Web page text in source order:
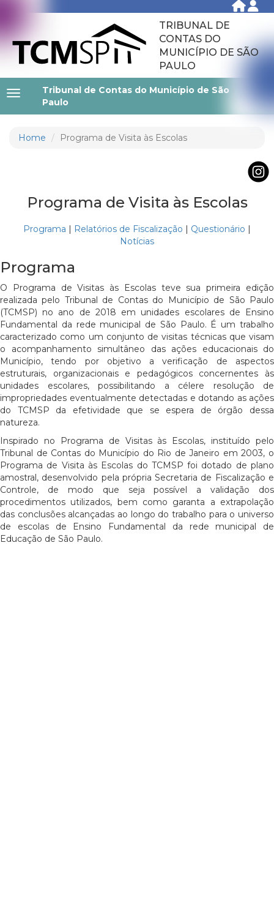
TRIBUNAL DE
CONTAS DO
MUNICÍPIO DE SÃO
PAULO
Tribunal de Contas do Município de São
Paulo
Home Programa de Visita às Escolas
Programa de Visita às Escolas
Programa | Relatórios de Fiscalização | Questionário |
Notícias
Programa
O Programa de Visitas às Escolas teve sua primeira edição
realizada pelo Tribunal de Contas do Município de São Paulo
(TCMSP) no ano de 2018 em unidades escolares de Ensino
Fundamental da rede municipal de São Paulo. É um trabalho
caracterizado como um conjunto de visitas técnicas que visam
o acompanhamento simultâneo das ações educacionais do
Município, tendo por objetivo a verificação de aspectos
estruturais, organizacionais e pedagógicos concernentes às
unidades escolares, possibilitando a célere resolução de
impropriedades eventualmente detectadas e dotando as ações
do TCMSP da efetividade que se espera de órgão dessa
natureza.
Inspirado no Programa de Visitas às Escolas, instituído pelo
Tribunal de Contas do Município do Rio de Janeiro em 2003, o
Programa de Visita às Escolas do TCMSP foi dotado de plano
amostral, desenvolvido pela própria Secretaria de Fiscalização e
Controle, de modo que seja possível a validação dos
procedimentos utilizados, bem como garanta a extrapolação
das conclusões alcançadas ao longo do trabalho para o universo
de escolas de Ensino Fundamental da rede municipal de
Educação de São Paulo.